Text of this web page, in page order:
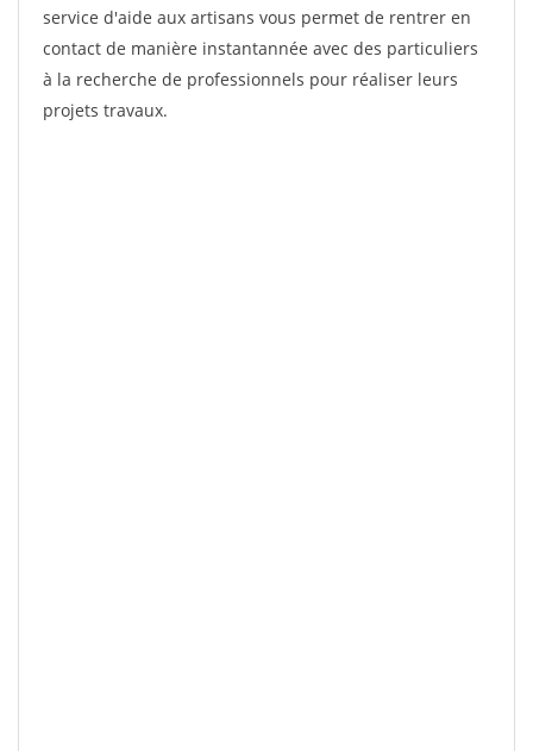
service d'aide aux artisans vous permet de rentrer en
contact de manière instantannée avec des particuliers
à la recherche de professionnels pour réaliser leurs
projets travaux.